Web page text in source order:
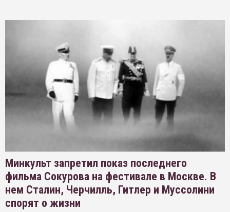
Минкульт запретил показ последнего
фильма Сокурова на фестивале в Москве. В
нем Сталин, Черчилль, Гитлер и Муссолини
спорят о жизни